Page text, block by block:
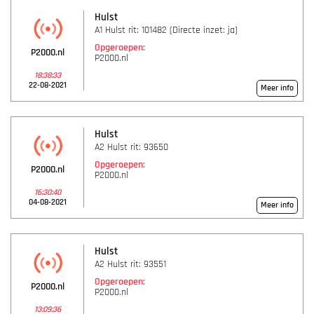
P2000.nl
18:38:33
22-08-2021
Hulst
A1 Hulst rit: 101482 (Directe inzet: ja)
Opgeroepen:
P2000.nl
Meer info
P2000.nl
16:30:40
04-08-2021
Hulst
A2 Hulst rit: 93650
Opgeroepen:
P2000.nl
Meer info
P2000.nl
13:09:36
Hulst
A2 Hulst rit: 93551
Opgeroepen:
P2000.nl